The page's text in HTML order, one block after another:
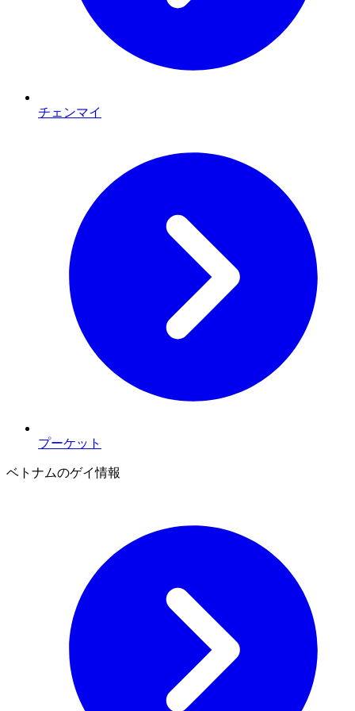
チェンマイ
プーケット
ベトナムのゲイ情報